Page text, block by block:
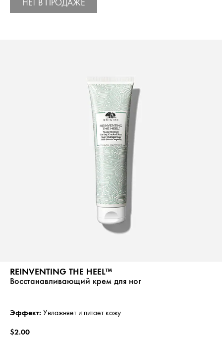
НЕТ В ПРОДАЖЕ
REINVENTING THE HEEL™
Восстанавливающий крем для ног
Эффект: Увлажняет и питает кожу
$2.00